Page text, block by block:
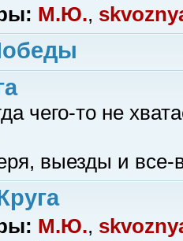
М.Ю.,
чего-то не
выезды и все-
М.Ю.,